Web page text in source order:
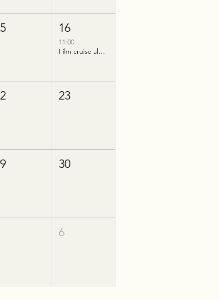
16
11:00
Film cruise along Bjärehalvön
23
30
6